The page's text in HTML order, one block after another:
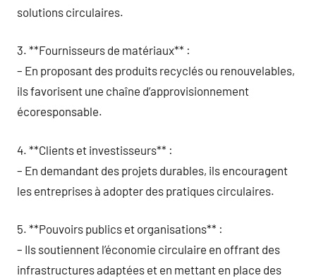
solutions circulaires.
3. **Fournisseurs de matériaux** :
– En proposant des produits recyclés ou renouvelables,
ils favorisent une chaîne d’approvisionnement
écoresponsable.
4. **Clients et investisseurs** :
– En demandant des projets durables, ils encouragent
les entreprises à adopter des pratiques circulaires.
5. **Pouvoirs publics et organisations** :
– Ils soutiennent l’économie circulaire en offrant des
infrastructures adaptées et en mettant en place des